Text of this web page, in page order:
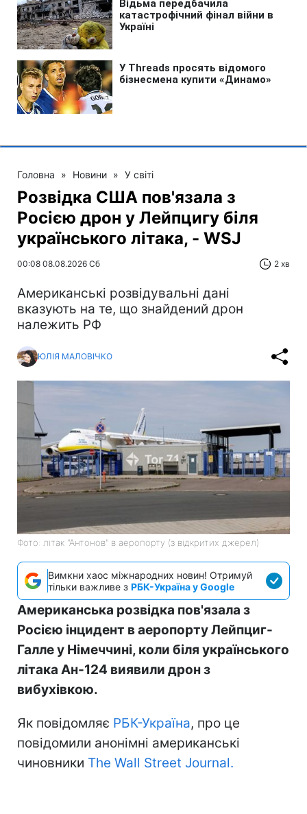
Головна » Новини » У світі
Розвідка США пов'язала з
Росією дрон у Лейпцигу біля
українського літака, - WSJ
00:08 08.08.2026 Сб 2 хв
Американські розвідувальні дані
вказують на те, що знайдений дрон
належить РФ
ЮЛІЯ МАЛОВІЧКО
Фото: літак "Антонов" в аеропорту (з відкритих джерел)
Вимкни хаос міжнародних новин! Отримуй
тільки важливе з РБК-Україна у Google
Американська розвідка пов'язала з
Росією інцидент в аеропорту Лейпциг-
Галле у Німеччині, коли біля українського
літака Ан-124 виявили дрон з
вибухівкою.
Як повідомляє РБК-Україна, про це
повідомили анонімні американські
чиновники The Wall Street Journal.